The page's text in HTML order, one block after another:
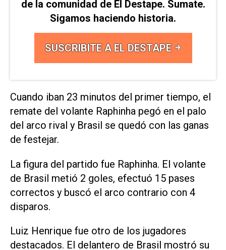
de la comunidad de El Destape. Sumate.
Sigamos haciendo historia.
SUSCRIBITE A EL DESTAPE
Cuando iban 23 minutos del primer tiempo, el
remate del volante Raphinha pegó en el palo
del arco rival y Brasil se quedó con las ganas
de festejar.
La figura del partido fue Raphinha. El volante
de Brasil metió 2 goles, efectuó 15 pases
correctos y buscó el arco contrario con 4
disparos.
Luiz Henrique fue otro de los jugadores
destacados. El delantero de Brasil mostró su